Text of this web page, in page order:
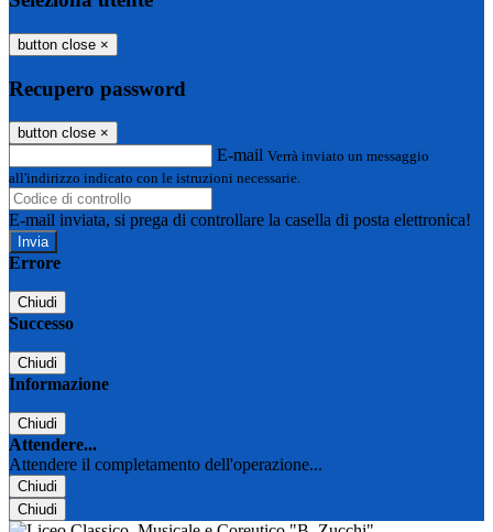
button close ×
Recupero password
button close ×
E-mail Verrà inviato un messaggio
all'indirizzo indicato con le istruzioni necessarie.
E-mail inviata, si prega di controllare la casella di posta elettronica!
Errore
Chiudi
Successo
Chiudi
Informazione
Chiudi
Attendere...
Attendere il completamento dell'operazione...
Chiudi
Chiudi